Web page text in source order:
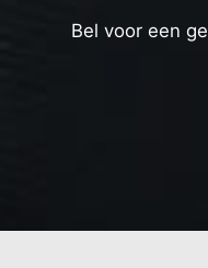
Bel voor een